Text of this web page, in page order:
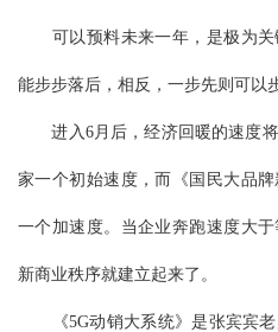
可以预料未来一年，是极为关
能步步落后，相反，一步先则可以
进入6月后，经济回暖的速度将
家一个初始速度，而《国民大品
一个加速度。当企业奔跑速度大
新商业秩序就建立起来了。
《5G动销大系统》是张宾宾老